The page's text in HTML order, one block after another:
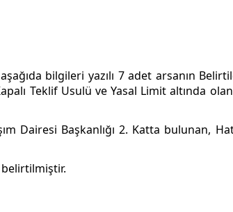
bilgileri yazılı 7 adet arsanın
Teklif Usulü ve Yasal Limit altında
Dairesi Başkanlığı 2. Katta bulunan,
belirtilmiştir.